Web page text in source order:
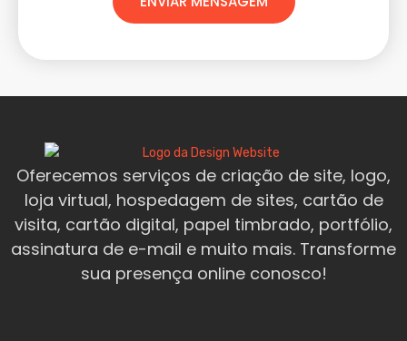
Oferecemos serviços de criação de site, logo,
loja virtual, hospedagem de sites, cartão de
visita, cartão digital, papel timbrado, portfólio,
assinatura de e-mail e muito mais. Transforme
sua presença online conosco!